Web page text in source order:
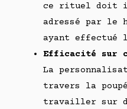
ce rituel doit
adressé par le
ayant
Efficacité sur
La
travers la
travailler sur